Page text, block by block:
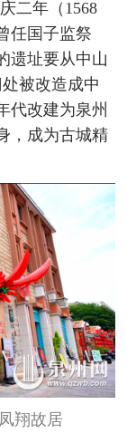
二年（1568
任国子监祭
遗址要从中山
被改造成中
代改建为泉州
，成为古城精
翔故居